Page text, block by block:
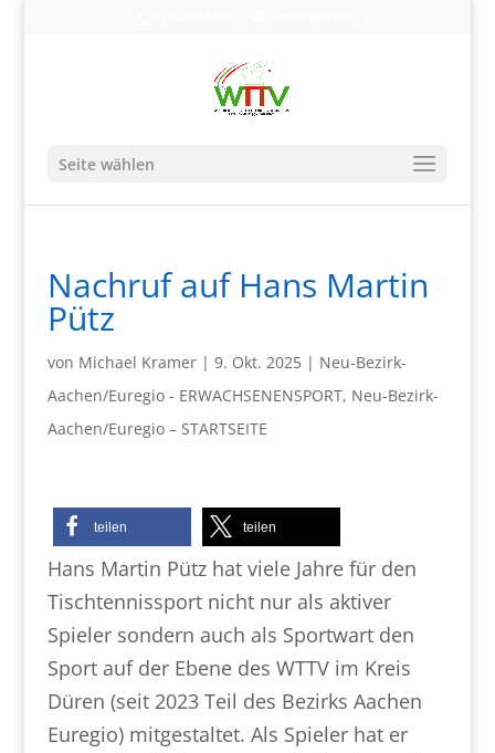
Seite wählen
Nachruf auf Hans Martin
Pütz
von Michael Kramer| 9. Okt. 2025| Neu-Bezirk-
Aachen/Euregio - ERWACHSENENSPORT, Neu-Bezirk-
Aachen/Euregio – STARTSEITE
teilen teilen
Hans Martin Pütz hat viele Jahre für den
Tischtennissport nicht nur als aktiver
Spieler sondern auch als Sportwart den
Sport auf der Ebene des WTTV im Kreis
Düren (seit 2023 Teil des Bezirks Aachen
Euregio) mitgestaltet. Als Spieler hat er